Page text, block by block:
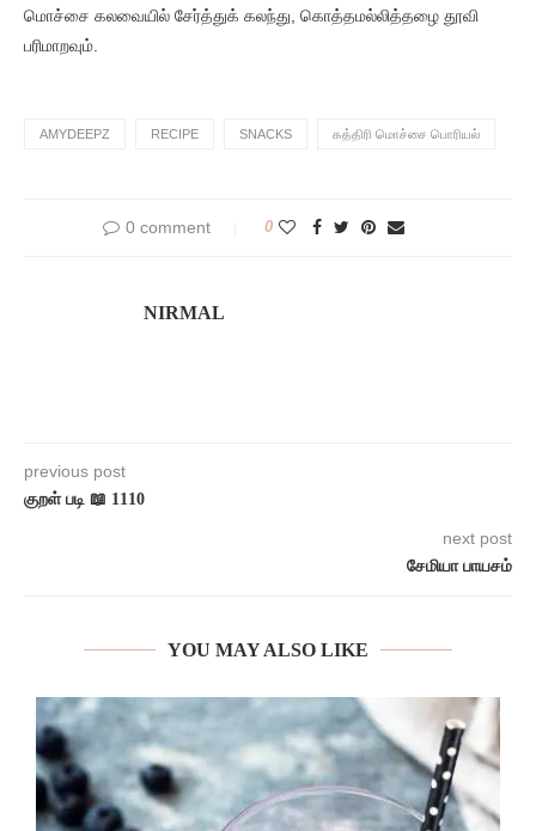
மொச்சை கலவையில் சேர்த்துக் கலந்து, கொத்தமல்லித்தழை தூவி
பரிமாறவும்.
AMYDEEPZ RECIPE SNACKS கத்திரி மொச்சை பொரியல்
0 comment 0
NIRMAL
previous post
குறள் படி 📖 1110
next post
சேமியா பாயசம்
YOU MAY ALSO LIKE